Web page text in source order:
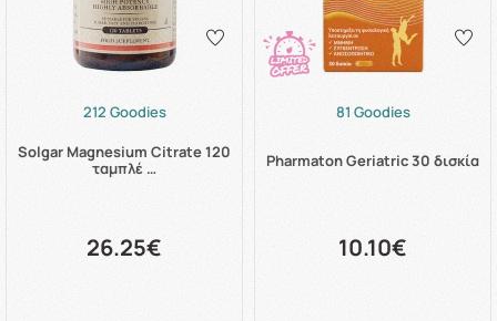
212 Goodies
Solgar Magnesium Citrate 120
ταμπλέ …
26.25€
81 Goodies
Pharmaton Geriatric 30 δισκία
10.10€